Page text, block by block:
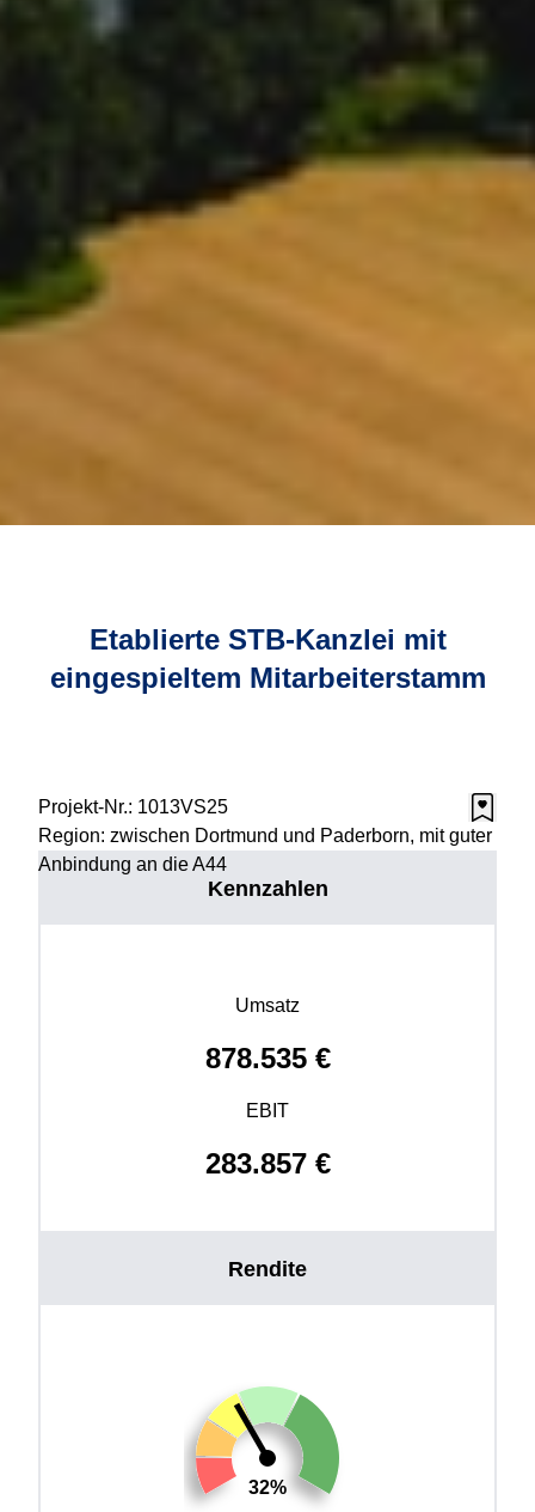
Etablierte STB-Kanzlei mit
eingespieltem Mitarbeiterstamm
Projekt-Nr.: 1013VS25
Region: zwischen Dortmund und Paderborn, mit guter
Anbindung an die A44
Kennzahlen
Umsatz
878.535€
EBIT
283.857€
Rendite
32%